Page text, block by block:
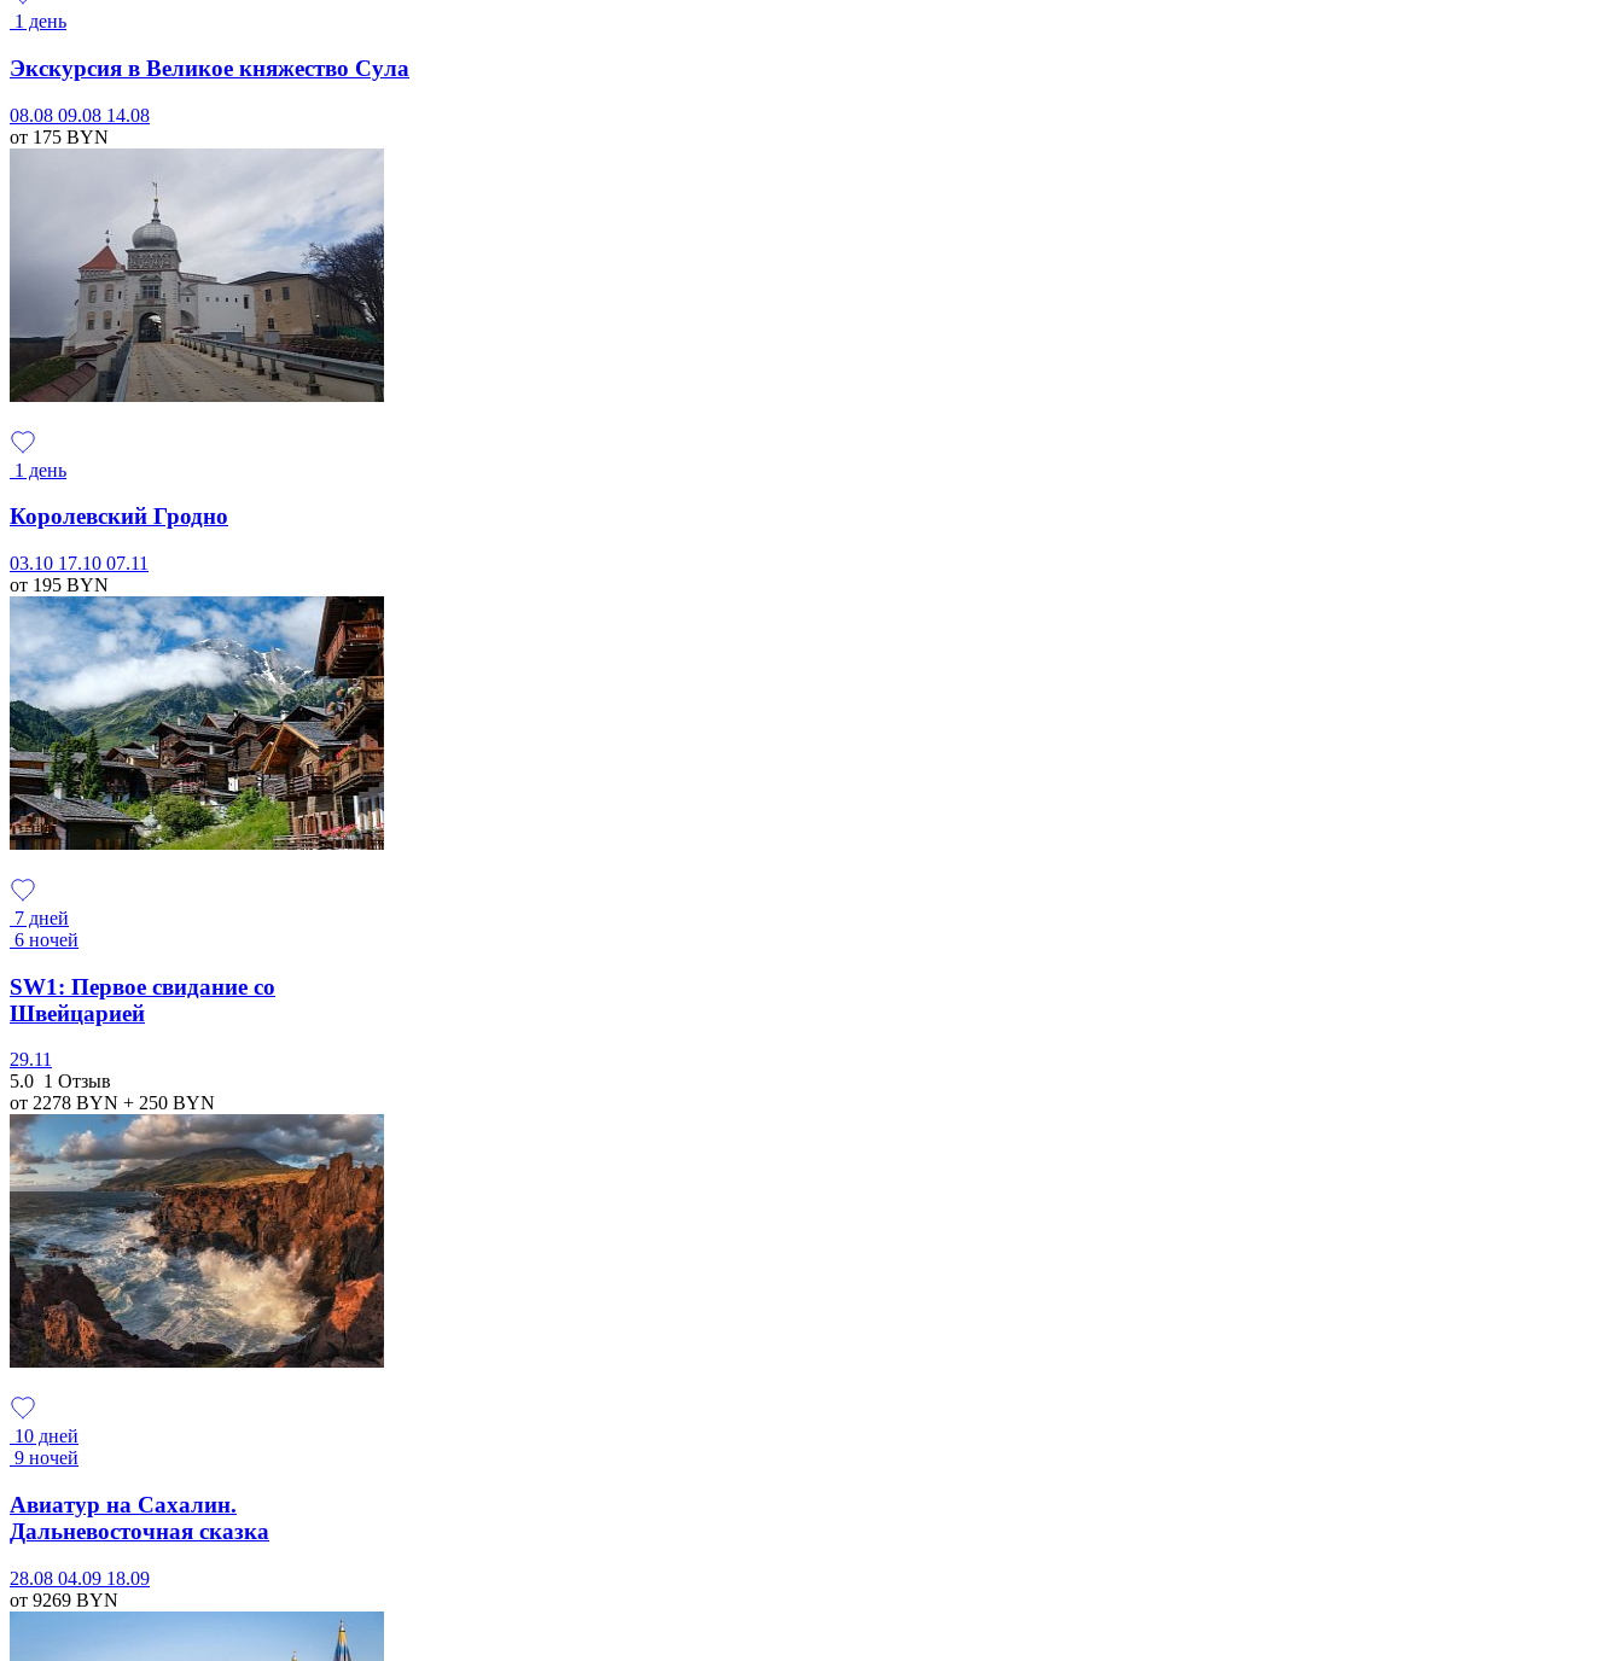
1 день
Экскурсия в Великое княжество Сула
08.08 09.08 14.08
от 175 BYN
1 день
Королевский Гродно
03.10 17.10 07.11
от 195 BYN
7 дней
6 ночей
SW1: Первое свидание со
Швейцарией
29.11
5.0 1 Отзыв
от 2278 BYN + 250 BYN
10 дней
9 ночей
Авиатур на Сахалин.
Дальневосточная сказка
28.08 04.09 18.09
от 9269 BYN